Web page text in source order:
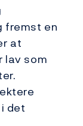
fremst en
at
lav som
det